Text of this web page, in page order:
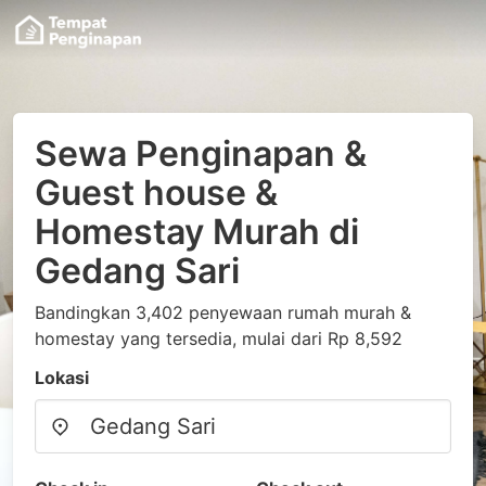
Sewa Penginapan &
Guest house &
Homestay Murah di
Gedang Sari
Bandingkan 3,402 penyewaan rumah murah &
homestay yang tersedia, mulai dari Rp 8,592
Lokasi